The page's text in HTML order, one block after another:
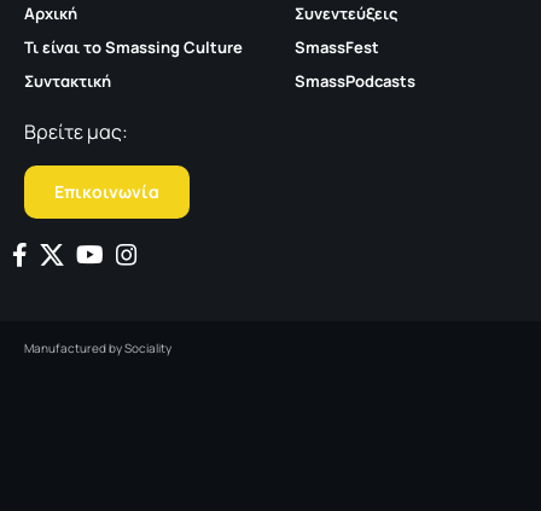
Αρχική
Τι είναι το Smassing Culture
Συντακτική
Συνεντεύξεις
SmassFest
SmassPodcasts
Βρείτε μας:
Επικοινωνία
Manufactured bySociality